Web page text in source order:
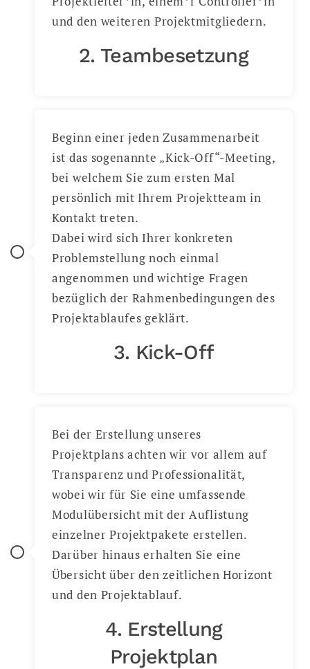
und den weiteren Projektmitgliedern.
2. Teambesetzung
Beginn einer jeden Zusammenarbeit
ist das sogenannte „Kick-Off“-Meeting,
bei welchem Sie zum ersten Mal
persönlich mit Ihrem Projektteam in
Kontakt treten.
Dabei wird sich Ihrer konkreten
Problemstellung noch einmal
angenommen und wichtige Fragen
bezüglich der Rahmenbedingungen des
Projektablaufes geklärt.
3. Kick-Off
Bei der Erstellung unseres
Projektplans achten wir vor allem auf
Transparenz und Professionalität,
wobei wir für Sie eine umfassende
Modulübersicht mit der Auflistung
einzelner Projektpakete erstellen.
Darüber hinaus erhalten Sie eine
Übersicht über den zeitlichen Horizont
und den Projektablauf.
4. Erstellung
Projektplan